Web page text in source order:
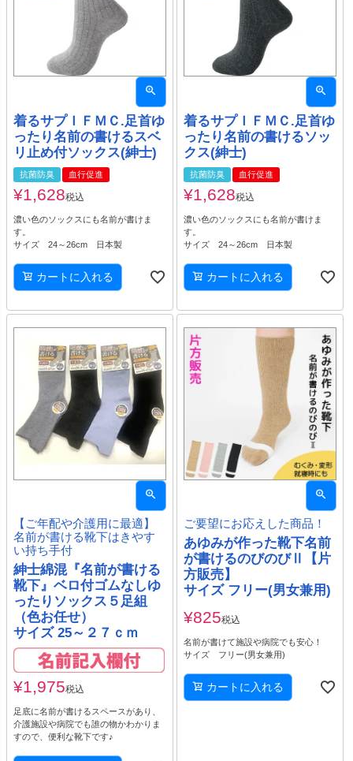
着るサプＩＦＭＣ.足首ゆ
ったり名前の書けるスベ
リ止め付ソックス(紳士)
抗菌防臭 血行促進
¥1,628税込
濃い色のソックスにも名前が書けま
す。
サイズ 24～26cm 日本製
カートに入れる
着るサプＩＦＭＣ.足首ゆ
ったり名前の書けるソッ
クス(紳士)
抗菌防臭 血行促進
¥1,628税込
濃い色のソックスにも名前が書けま
す。
サイズ 24～26cm 日本製
カートに入れる
【ご年配や介護用に最適】
名前が書ける靴下はきやす
い持ち手付
紳士綿混『名前が書ける
靴下』ベロ付ゴムなしゆ
ったりソックス５足組
（色お任せ）
サイズ 25～２７ｃｍ
¥1,975税込
足底に名前が書けるスペースがあり、
介護施設や病院でも誰の物かわかりま
すので、便利な靴下です♪
ご要望にお応えした商品！
あゆみが作った靴下名前
が書けるのびのびⅡ【片
方販売】
サイズ フリー(男女兼用)
¥825税込
名前が書けて施設や病院でも安心！
サイズ フリー(男女兼用)
カートに入れる